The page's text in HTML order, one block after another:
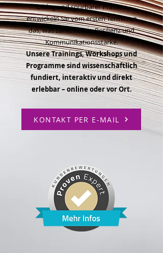
Dialog und spürbarer Präsenz
entwickeln Sie vom ersten Termin an
das, was zählt: Fokus, Resilienz und
Kommunikationsstärke.
Unsere Trainings, Workshops und
Programme sind wissenschaftlich
fundiert, interaktiv und direkt
erlebbar – online oder vor Ort.
KONTAKT PER E-MAIL